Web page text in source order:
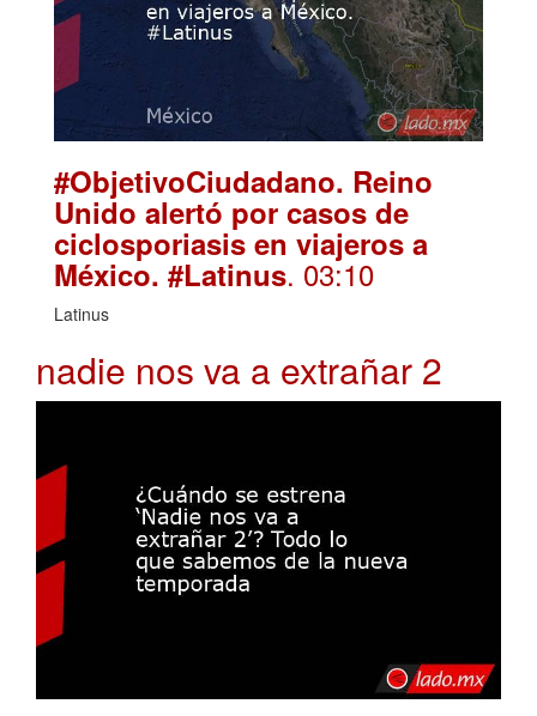
#ObjetivoCiudadano. Reino
Unido alertó por casos de
ciclosporiasis en viajeros a
México. #Latinus. 03:10
Latinus
nadie nos va a extrañar 2